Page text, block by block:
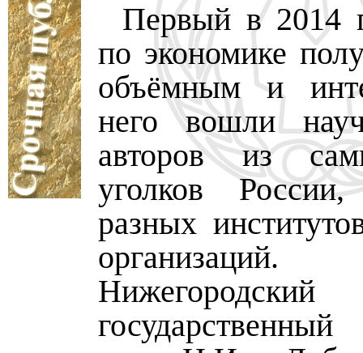
Первый в 2014
по экономике
объёмным и
него вошли
авторов из
уголков
разных
Нижегородский
государственный